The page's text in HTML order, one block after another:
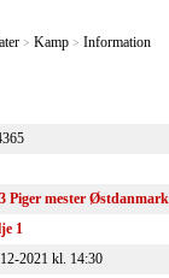
> Kamp > Information
Piger mester Østdanmark
1
2021 kl. 14:30